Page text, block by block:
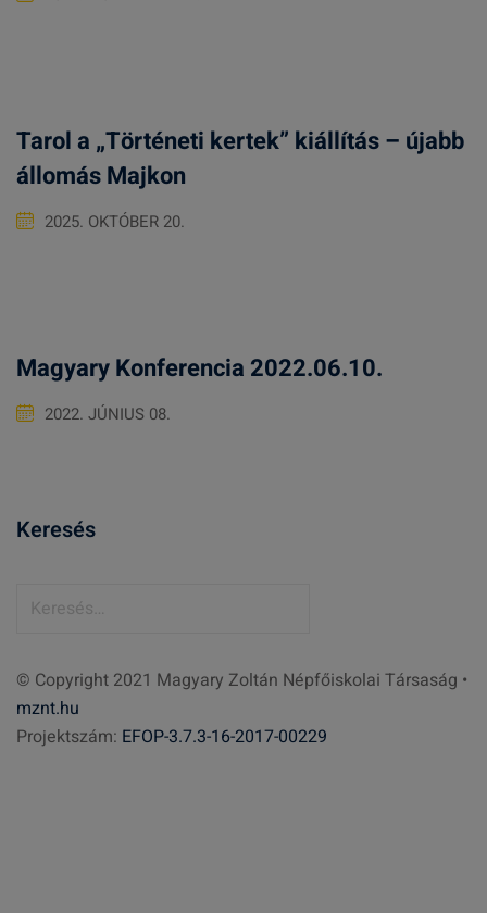
Tarol a „Történeti kertek” kiállítás – újabb
állomás Majkon
2025. OKTÓBER 20.
Magyary Konferencia 2022.06.10.
2022. JÚNIUS 08.
Keresés
e
s
é
© Copyright 2021 Magyary Zoltán Népfőiskolai Társaság •
mznt.hu
Projektszám: EFOP-3.7.3-16-2017-00229